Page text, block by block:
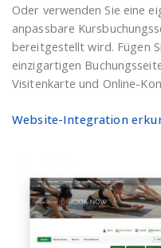
Oder verwenden Sie eine
anpassbare
bereitgestellt wird. Fügen
einzigartigen
Visitenkarte und Online-
Website-Integration